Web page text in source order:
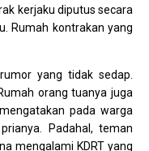
kerjaku diputus secara
Rumah kontrakan yang
yang tidak sedap.
orang tuanya juga
pada warga
Padahal, teman
mengalami KDRT yang